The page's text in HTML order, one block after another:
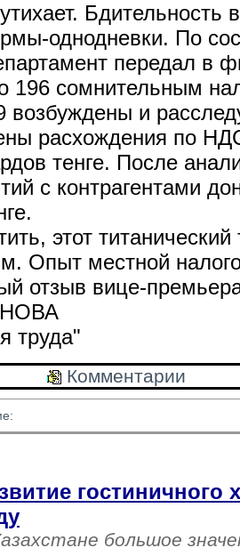
Бдительность
однодневки. По
передал в
196 сомнительным
возбуждены и
расхождения по
тенге. После
с контрагентами
этот
Опыт местной
отзыв вице-
труда"
Комментарии
гостиничного
большое